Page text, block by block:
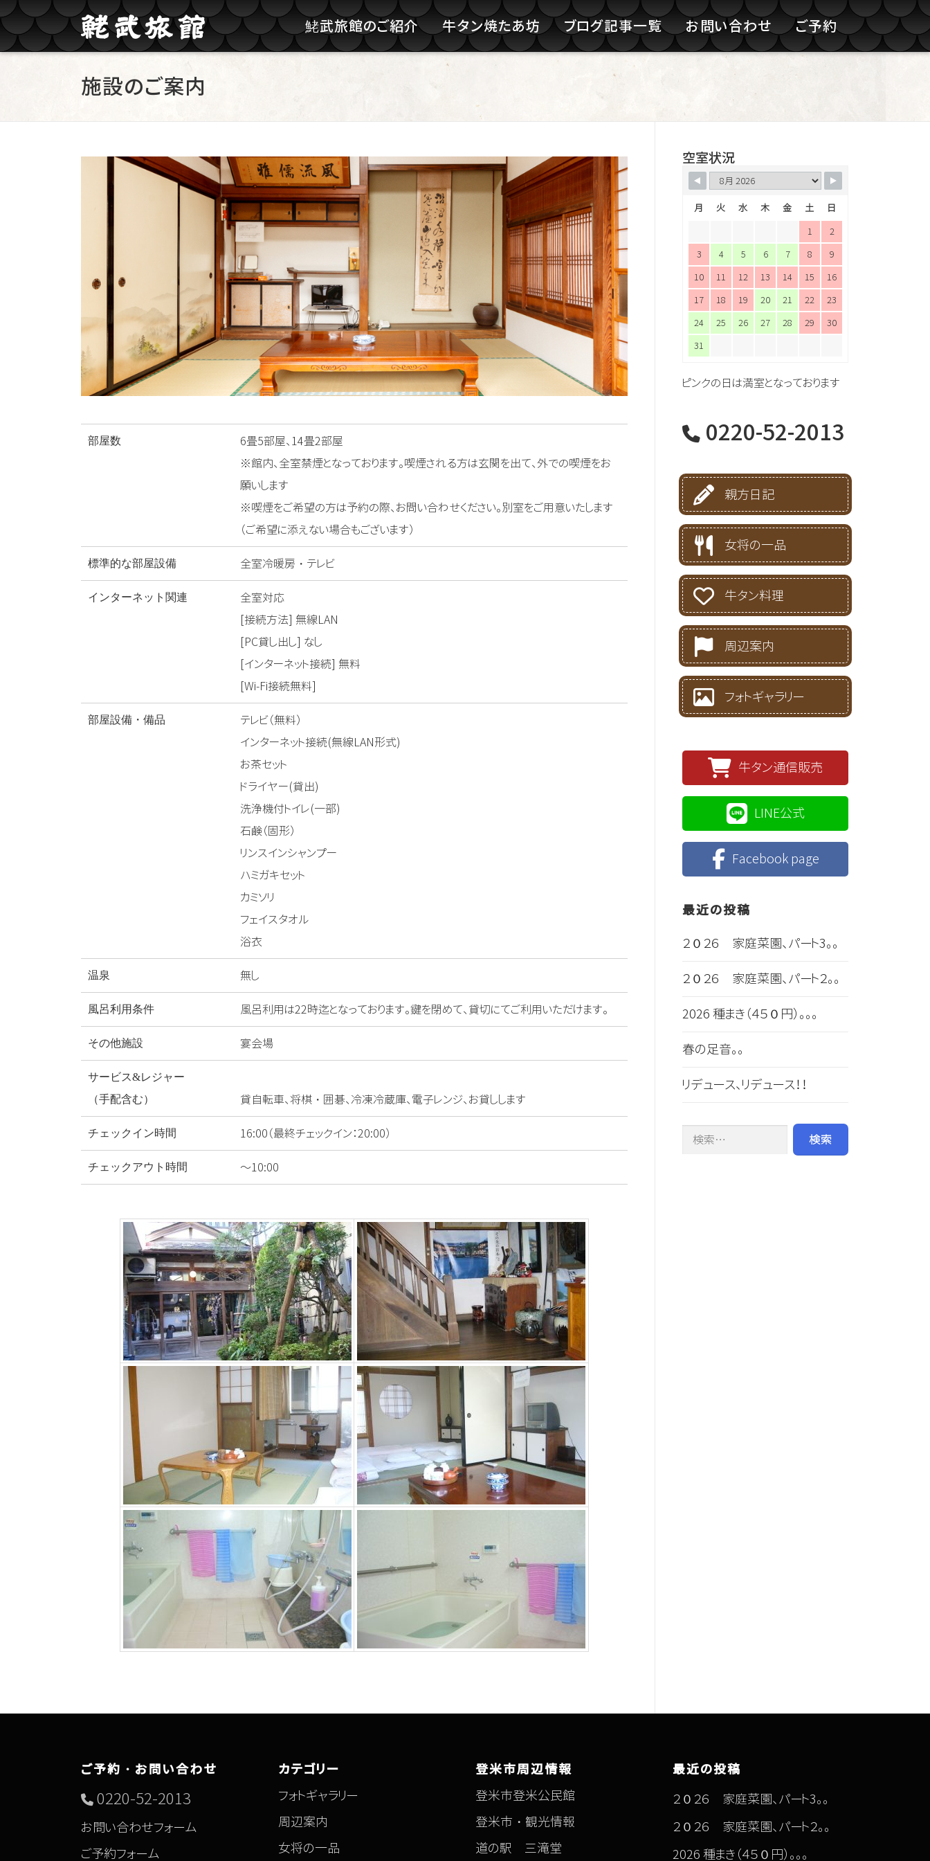
コンテンツへスキップ
鮱武旅館のご紹介 牛タン焼たあ坊 ブログ記事一覧 お問い合わせ ご予約
施設のご案内
部屋数
6畳5部屋、14畳2部屋
※館内、全室禁煙となっております。喫煙される方は玄関を出て、外での喫煙をお
願いします
※喫煙をご希望の方は予約の際、お問い合わせください。別室をご用意いたします
（ご希望に添えない場合もございます）
標準的な部屋設備 全室冷暖房・テレビ
インターネット関連
全室対応
[接続方法] 無線LAN
[PC貸し出し] なし
[インターネット接続] 無料
[Wi-Fi接続無料]
部屋設備・備品
テレビ（無料）
インターネット接続(無線LAN形式)
お茶セット
ドライヤー(貸出)
洗浄機付トイレ(一部)
石鹸（固形）
リンスインシャンプー
ハミガキセット
カミソリ
フェイスタオル
浴衣
温泉 無し
風呂利用条件 風呂利用は22時迄となっております。鍵を閉めて、貸切にてご利用いただけます。
その他施設 宴会場
サービス&レジャー
（手配含む）
貸自転車、将棋・囲碁、冷凍冷蔵庫、電子レンジ、お貸しします
チェックイン時間 16:00（最終チェックイン：20:00）
チェックアウト時間 ～10:00
空室状況
月 火 水 木 金 土
日
1
2
3
4 5 6 7 8
9
10
11 12 13 14 15
16
17
18 19 20 21 22
23
24
25 26 27 28 29
30
31
ピンクの日は満室となっております
0220-52-2013
親方日記
女将の一品
牛タン料理
周辺案内
フォトギャラリー
牛タン通信販売
LINE公式
Facebook page
最近の投稿
２０２６ 家庭菜園、パート3。。
２０２６ 家庭菜園、パート２。。
2026 種まき（４５０円）。。。
春の足音。。
リデュース、リデュース！！
ご予約・お問い合わせ
0220-52-2013
お問い合わせフォーム
ご予約フォーム
カテゴリー
フォトギャラリー
周辺案内
女将の一品
登米市周辺情報
登米市登米公民館
登米市・観光情報
道の駅 三滝堂
最近の投稿
２０２６ 家庭菜園、パート3。。
２０２６ 家庭菜園、パート２。。
2026 種まき（４５０円）。。。